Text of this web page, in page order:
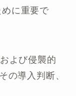
に重要で
よび侵襲的
の導入判断、